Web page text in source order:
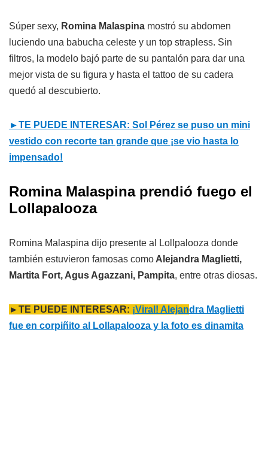
Súper sexy, Romina Malaspina mostró su abdomen
luciendo una babucha celeste y un top strapless. Sin
filtros, la modelo bajó parte de su pantalón para dar una
mejor vista de su figura y hasta el tattoo de su cadera
quedó al descubierto.
►TE PUEDE INTERESAR: Sol Pérez se puso un mini
vestido con recorte tan grande que ¡se vio hasta lo
impensado!
Romina Malaspina prendió fuego el
Lollapalooza
Romina Malaspina dijo presente al Lollpalooza donde
también estuvieron famosas como Alejandra Maglietti,
Martita Fort, Agus Agazzani, Pampita, entre otras diosas.
►TE PUEDE INTERESAR: ¡Viral! Alejandra Maglietti
fue en corpiñito al Lollapalooza y la foto es dinamita